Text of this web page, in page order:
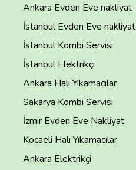
Ankara Evden Eve nakliyat
İstanbul Evden Eve nakliyat
İstanbul Kombi Servisi
İstanbul Elektrikçi
Ankara Halı Yıkamacılar
Sakarya Kombi Servisi
İzmir Evden Eve Nakliyat
Kocaeli Halı Yıkamacılar
Ankara Elektrikçi